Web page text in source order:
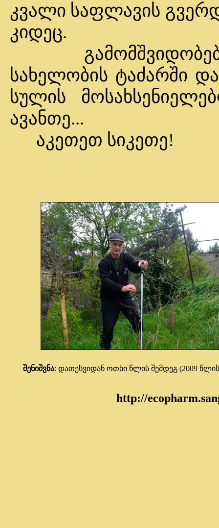
კვალი საფლავის
კიდეც.
სახელობის ტაძარში
სულის
ავანთე...
აკეთეთ სიკეთე!
შენიშვნა: დათესვიდან ოთხი წლის შემდეგ (2009
http://